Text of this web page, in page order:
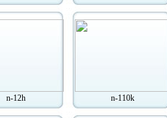
n-12h n-110k